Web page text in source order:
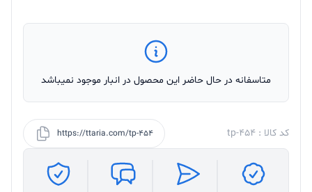
متاسفانه در حال حاضر این محصول در انبار موجود نمیباشد
کد کالا : tp-454 https://ttaria.com/tp-454